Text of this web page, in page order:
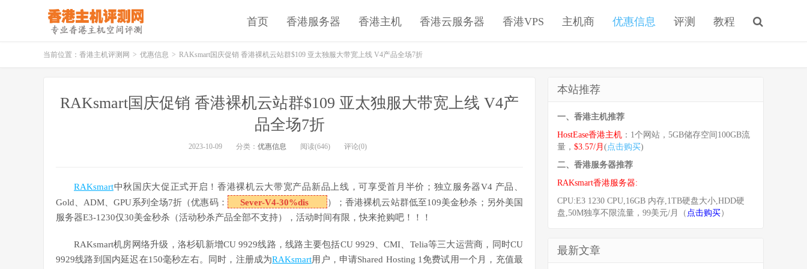
首页 香港服务器 香港主机 香港云服务器 香港VPS 主机商 优惠信息 评测 教程
当前位置： 香港主机评测网 > 优惠信息 > RAKsmart国庆促销 香港裸机云站群$109 亚太独服大带宽上线 V4产品全场7折
RAKsmart国庆促销 香港裸机云站群$109 亚太独服大带宽上线 V4产
品全场7折
2023-10-09 分类： 优惠信息 阅读(646) 评论(0)
RAKsmart中秋国庆大促正式开启！香港裸机云大带宽产品新品上线，可享受首月半价；独立服务器V4 产品、
Gold、ADM、GPU系列全场7折（优惠码：
Sever-V4-30%dis
）；香港裸机云站群低至109美金秒杀；另外美国
服务器E3-1230仅30美金秒杀（活动秒杀产品全部不支持），活动时间有限，快来抢购吧！！！
RAKsmart机房网络升级，洛杉矶新增CU 9929线路，线路主要包括CU 9929、CMI、Telia等三大运营商，同时CU
9929线路到国内延迟在150毫秒左右。同时，注册成为RAKsmart用户，申请Shared Hosting 1免费试用一个月，充值最
本站推荐
一、香港主机推荐
HostEase香港主机 ：1个网站，5GB储存空间100GB流
量， $3.57/月 ( 点击购买)
二、香港服务器推荐
RAKsmart香港服务器:
CPU:E3 1230 CPU,16GB 内存,1TB硬盘大小,HDD硬
盘,50M独享不限流量，99美元/月（ 点击购买）
最新文章